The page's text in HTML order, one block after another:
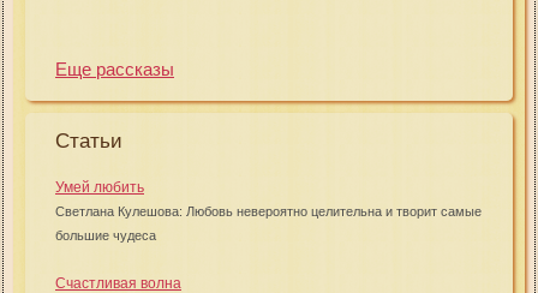
Еще рассказы
Статьи
Умей любить
Светлана Кулешова: Любовь невероятно целительна и творит самые
большие чудеса
Счастливая волна